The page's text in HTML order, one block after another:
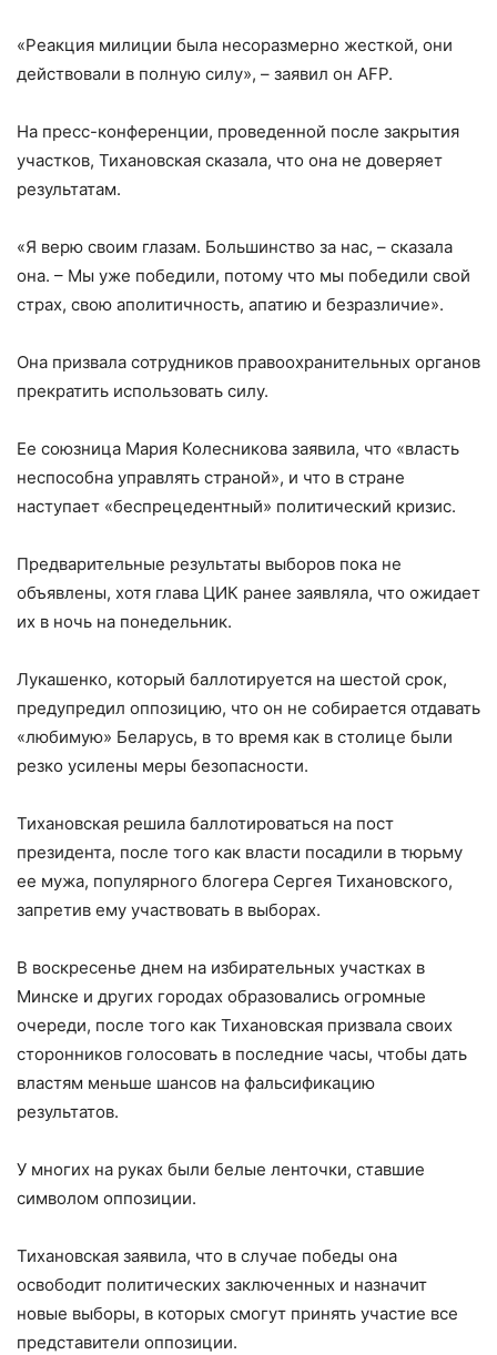
«Реакция милиции была несоразмерно жесткой, они
действовали в полную силу», – заявил он AFP.
На пресс-конференции, проведенной после закрытия
участков, Тихановская сказала, что она не доверяет
результатам.
«Я верю своим глазам. Большинство за нас, – сказала
она. – Мы уже победили, потому что мы победили свой
страх, свою аполитичность, апатию и безразличие».
Она призвала сотрудников правоохранительных органов
прекратить использовать силу.
Ее союзница Мария Колесникова заявила, что «власть
неспособна управлять страной», и что в стране
наступает «беспрецедентный» политический кризис.
Предварительные результаты выборов пока не
объявлены, хотя глава ЦИК ранее заявляла, что ожидает
их в ночь на понедельник.
Лукашенко, который баллотируется на шестой срок,
предупредил оппозицию, что он не собирается отдавать
«любимую» Беларусь, в то время как в столице были
резко усилены меры безопасности.
Тихановская решила баллотироваться на пост
президента, после того как власти посадили в тюрьму
ее мужа, популярного блогера Сергея Тихановского,
запретив ему участвовать в выборах.
В воскресенье днем на избирательных участках в
Минске и других городах образовались огромные
очереди, после того как Тихановская призвала своих
сторонников голосовать в последние часы, чтобы дать
властям меньше шансов на фальсификацию
результатов.
У многих на руках были белые ленточки, ставшие
символом оппозиции.
Тихановская заявила, что в случае победы она
освободит политических заключенных и назначит
новые выборы, в которых смогут принять участие все
представители оппозиции.